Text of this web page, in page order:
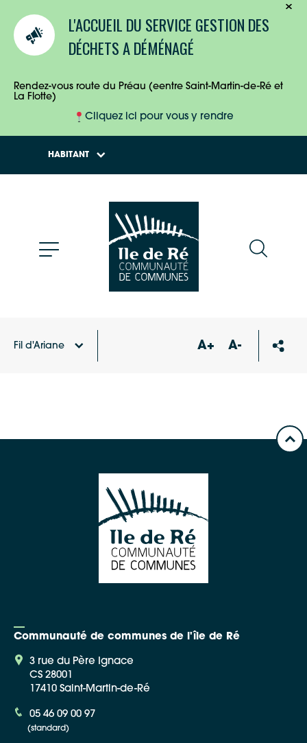
L'ACCUEIL DU SERVICE GESTION DES
DÉCHETS A DÉMÉNAGÉ
Rendez-vous route du Préau (eentre Saint-Martin-de-Ré et
La Flotte)
Cliquez ici pour vous y rendre
HABITANT
ENTREPRISES
Fil d'Ariane A+ A-
Communauté de communes de l'île de Ré
3 rue du Père Ignace
CS 28001
17410 Saint-Martin-de-Ré
05 46 09 00 97
(standard)